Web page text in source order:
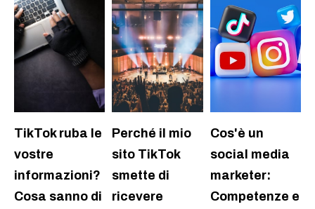
TikTok ruba le
vostre
informazioni?
Cosa sanno di
Perché il mio
sito TikTok
smette di
ricevere
Cos'è un
social media
marketer:
Competenze e